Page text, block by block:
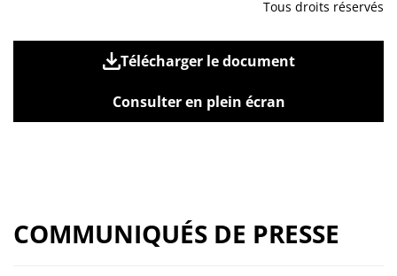
Tous droits réservés
Télécharger le document
Consulter en plein écran
COMMUNIQUÉS DE PRESSE